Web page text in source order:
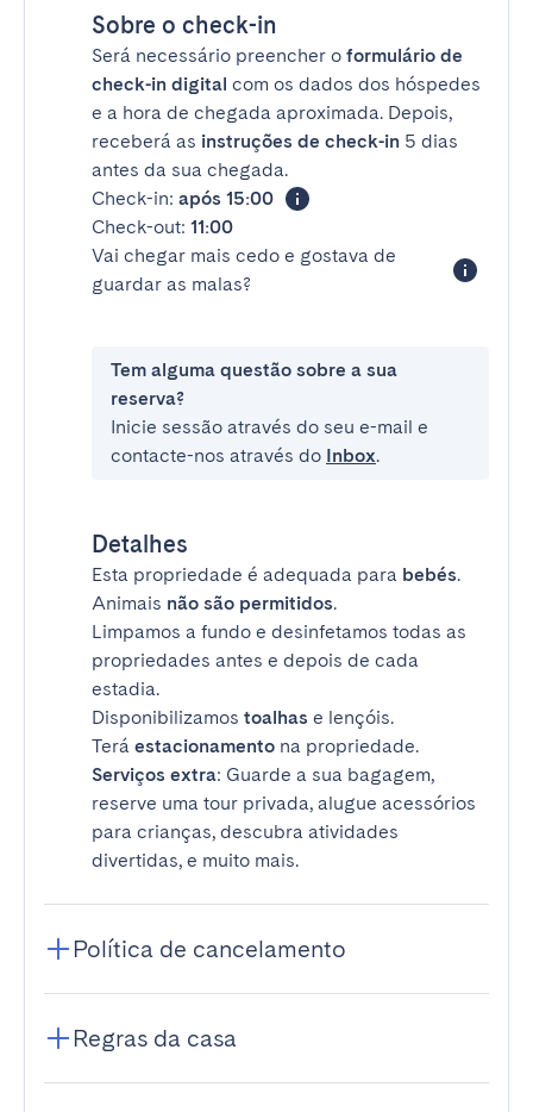
Sobre o check-in
Será necessário preencher o formulário de
check-in digital com os dados dos hóspedes
e a hora de chegada aproximada. Depois,
receberá as instruções de check-in 5 dias
antes da sua chegada.
Check-in: após 15:00
Check-out: 11:00
Vai chegar mais cedo e gostava de
guardar as malas?
Tem alguma questão sobre a sua
reserva?
Inicie sessão através do seu e-mail e
contacte-nos através do Inbox.
Detalhes
Esta propriedade é adequada para bebés.
Animais não são permitidos.
Limpamos a fundo e desinfetamos todas as
propriedades antes e depois de cada
estadia.
Disponibilizamos toalhas e lençóis.
Terá estacionamento na propriedade.
Serviços extra: Guarde a sua bagagem,
reserve uma tour privada, alugue acessórios
para crianças, descubra atividades
divertidas, e muito mais.
Política de cancelamento
Regras da casa